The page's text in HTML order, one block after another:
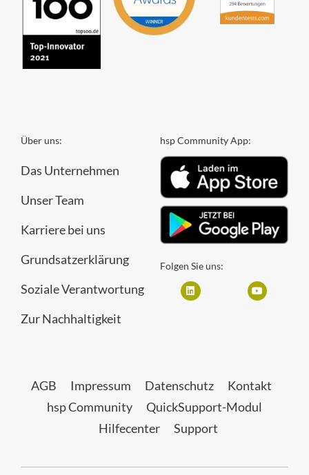
Über uns:
Das Unternehmen
Unser Team
Karriere bei uns
Grundsatzerklärung
Soziale Verantwortung
Zur Nachhaltigkeit
hsp Community App:
Folgen Sie uns:
AGB Impressum Datenschutz
Kontakt
hsp Community
QuickSupport-Modul
Hilfecenter
Support